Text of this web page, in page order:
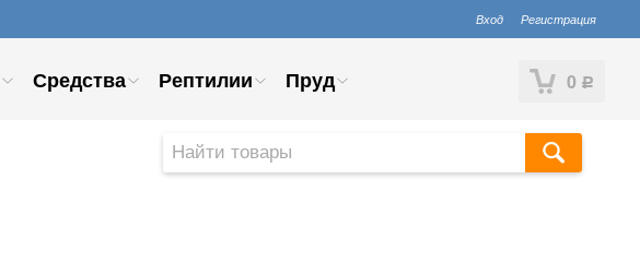
Вход Регистрация
0 Р
Средства Рептилии Пруд